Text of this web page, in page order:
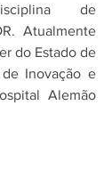
de
Atualmente
do Estado de
Inovação e
Alemão